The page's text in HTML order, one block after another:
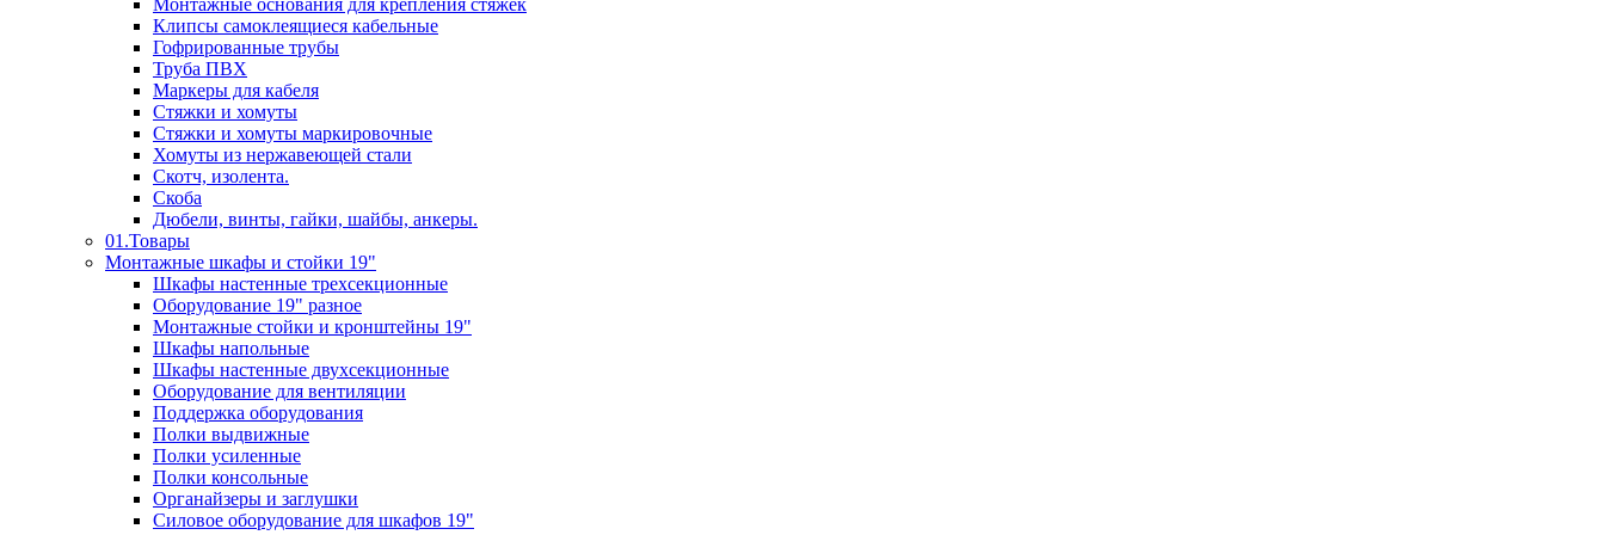
Монтажные основания для крепления стяжек
Клипсы самоклеящиеся кабельные
Гофрированные трубы
Труба ПВХ
Маркеры для кабеля
Стяжки и хомуты
Стяжки и хомуты маркировочные
Хомуты из нержавеющей стали
Скотч, изолента.
Скоба
Дюбели, винты, гайки, шайбы, анкеры.
01.Товары
Монтажные шкафы и стойки 19"
Шкафы настенные трехсекционные
Оборудование 19" разное
Монтажные стойки и кронштейны 19"
Шкафы напольные
Шкафы настенные двухсекционные
Оборудование для вентиляции
Поддержка оборудования
Полки выдвижные
Полки усиленные
Полки консольные
Органайзеры и заглушки
Силовое оборудование для шкафов 19"